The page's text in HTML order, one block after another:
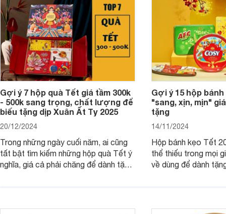
Gợi ý 7 hộp quà Tết giá tầm 300k
- 500k sang trọng, chất lượng để
biếu tặng dịp Xuân Ất Tỵ 2025
20/12/2024
Trong những ngày cuối năm, ai cũng
tất bật tìm kiếm những hộp quà Tết ý
nghĩa, giá cả phải chăng để dành tặng
- 500k đẹp mắt nhé.
Gợi ý 15 hộp
"sang, xịn, mịn"
tặng
14/11/2024
Hộp bánh kẹo Tết
thể thiếu trong mọi
về dùng để dành
2025 mới vừa sang,